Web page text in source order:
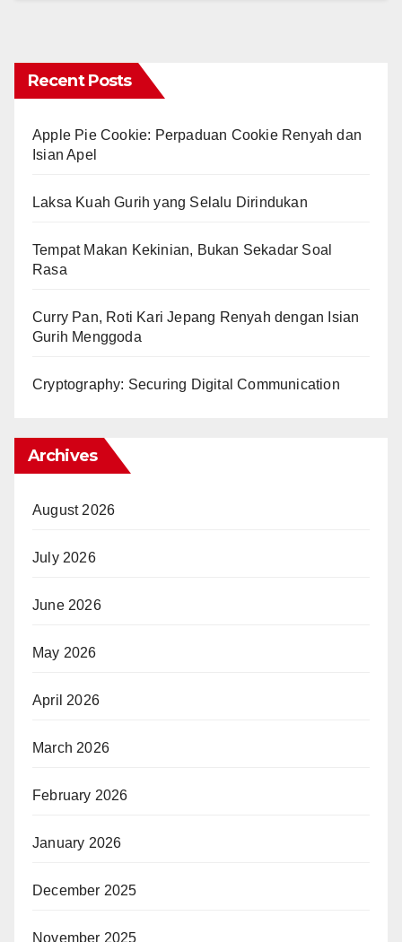
Recent Posts
Apple Pie Cookie: Perpaduan Cookie Renyah dan
Isian Apel
Laksa Kuah Gurih yang Selalu Dirindukan
Tempat Makan Kekinian, Bukan Sekadar Soal
Rasa
Curry Pan, Roti Kari Jepang Renyah dengan Isian
Gurih Menggoda
Cryptography: Securing Digital Communication
Archives
August 2026
July 2026
June 2026
May 2026
April 2026
March 2026
February 2026
January 2026
December 2025
November 2025